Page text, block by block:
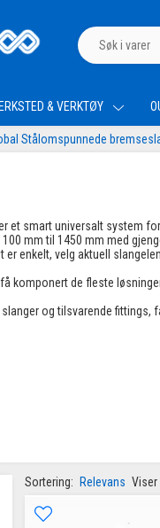
& VERKTØY
Stålomspunnede
et smart universalt system
mm til 1450 mm med
er enkelt, velg aktuell
komponert de fleste
og tilsvarende fittings,
Sortering: Relevans Viser